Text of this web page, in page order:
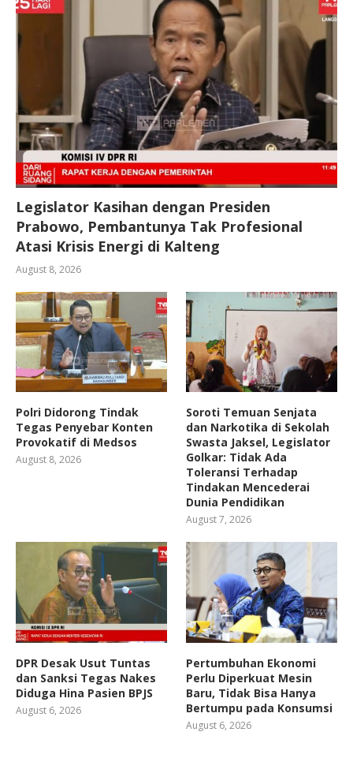
Legislator Kasihan dengan Presiden
Prabowo, Pembantunya Tak Profesional
Atasi Krisis Energi di Kalteng
August 8, 2026
Polri Didorong Tindak
Tegas Penyebar Konten
Provokatif di Medsos
August 8, 2026
Soroti Temuan Senjata
dan Narkotika di Sekolah
Swasta Jaksel, Legislator
Golkar: Tidak Ada
Toleransi Terhadap
Tindakan Mencederai
Dunia Pendidikan
August 7, 2026
DPR Desak Usut Tuntas
dan Sanksi Tegas Nakes
Diduga Hina Pasien BPJS
August 6, 2026
Pertumbuhan Ekonomi
Perlu Diperkuat Mesin
Baru, Tidak Bisa Hanya
Bertumpu pada Konsumsi
August 6, 2026